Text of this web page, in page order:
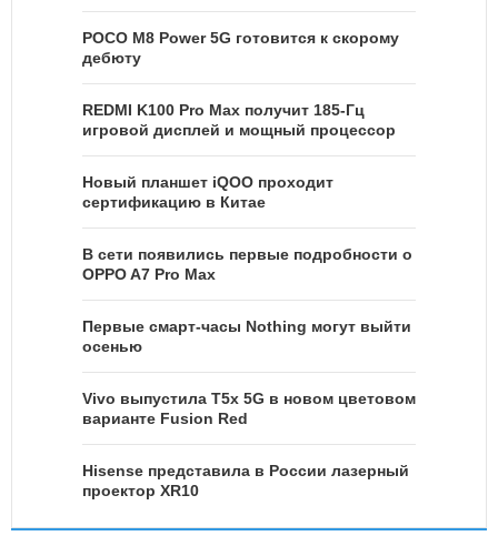
POCO M8 Power 5G готовится к скорому
дебюту
REDMI K100 Pro Max получит 185-Гц
игровой дисплей и мощный процессор
Новый планшет iQOO проходит
сертификацию в Китае
В сети появились первые подробности о
OPPO A7 Pro Max
Первые смарт-часы Nothing могут выйти
осенью
Vivo выпустила T5x 5G в новом цветовом
варианте Fusion Red
Hisense представила в России лазерный
проектор XR10